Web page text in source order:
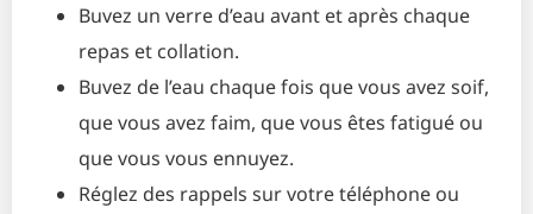
Buvez un verre d’eau avant et après chaque
repas et collation.
Buvez de l’eau chaque fois que vous avez soif,
que vous avez faim, que vous êtes fatigué ou
que vous vous ennuyez.
Réglez des rappels sur votre téléphone ou